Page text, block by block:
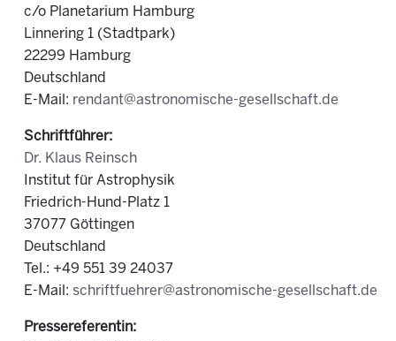
c/o Planetarium Hamburg
Linnering 1 (Stadtpark)
22299 Hamburg
Deutschland
E-Mail: rendant@astronomische-gesellschaft.de
Schriftführer:
Dr. Klaus Reinsch
Institut für Astrophysik
Friedrich-Hund-Platz 1
37077 Göttingen
Deutschland
Tel.: +49 551 39 24037
E-Mail: schriftfuehrer@astronomische-gesellschaft.de
Pressereferentin: